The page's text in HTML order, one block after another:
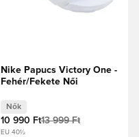
Nike Papucs Victory One -
Fehér/Fekete Női
Nők
10 990 Ft13 999 Ft
EU 40½